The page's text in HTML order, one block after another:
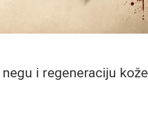
i regeneraciju kože